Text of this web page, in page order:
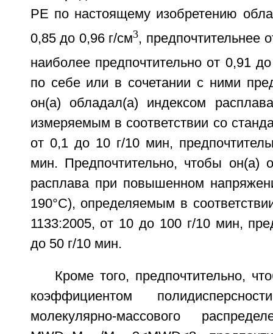
РЕ по настоящему изобретению
0,85 до 0,96 г/см3, предпочтительнее
наиболее предпочтительно от 0,91
по себе или в сочетании с ними
он(а) обладал(а) индексом
измеряемым в соответствии со
от 0,1 до 10 г/10 мин,
мин. Предпочтительно, чтобы он(а)
расплава при повышенном
190°С), определяемым в
1133:2005, от 10 до 100 г/10 мин,
до 50 г/10 мин.
Кроме того, предпочтительно,
коэффициентом
молекулярно-массового